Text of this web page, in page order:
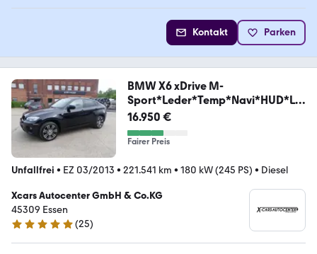
Kontakt Parken
BMW X6 xDrive M-
Sport*Leder*Temp*Navi*HUD*Le
der*LED*
16.950 €
Fairer Preis
Unfallfrei • EZ 03/2013 • 221.541 km • 180 kW (245 PS) • Diesel
Xcars Autocenter GmbH & Co.KG
45309 Essen
5 Sterne
(25)